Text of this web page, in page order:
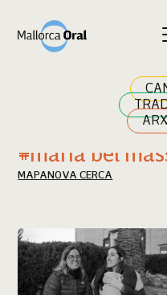
Resultats cerca
#maria bel
MAPA NOVA CERCA